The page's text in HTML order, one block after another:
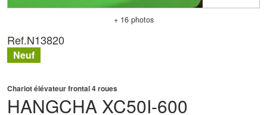
+ 16 photos
HANGCHA XC50I-600
Chariot élévateur frontal 4 roues
Ref.N13820
Neuf